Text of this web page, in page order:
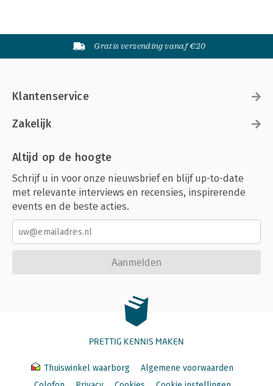
Gratis verzending vanaf €20
Klantenservice
Zakelijk
Altijd op de hoogte
Schrijf u in voor onze nieuwsbrief en blijf up-to-date
met relevante interviews en recensies, inspirerende
events en de beste acties.
Aanmelden
PRETTIG KENNIS MAKEN
Thuiswinkel waarborg
Algemene voorwaarden